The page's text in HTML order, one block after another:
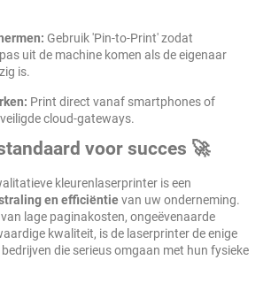
Gebruik 'Pin-to-Print' zodat
uit de machine komen als de eigenaar
is.
Print direct vanaf smartphones of
cloud-gateways.
voor succes 🚀
kleurenlaserprinter is een
en efficiëntievan uw onderneming.
lage paginakosten, ongeëvenaarde
kwaliteit, is de laserprinter de enige
die serieus omgaan met hun fysieke